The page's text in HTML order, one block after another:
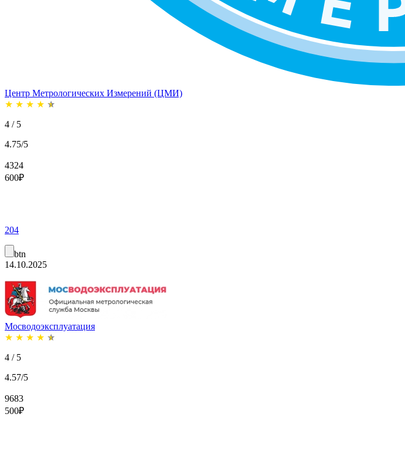
Центр Метрологических Измерений (ЦМИ)
★ ★ ★ ★ ★
4 / 5
4.75/5
4324
600₽
204
btn
14.10.2025
Мосводоэксплуатация
★ ★ ★ ★ ★
4 / 5
4.57/5
9683
500₽